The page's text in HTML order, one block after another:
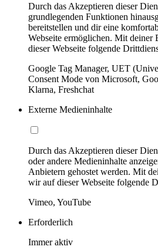
Durch das Akzeptieren dieser
grundlegenden Funktionen
bereitstellen und dir eine
Webseite ermöglichen. Mit
dieser Webseite folgende
Google Tag Manager, UET
Consent Mode von Microsoft,
Klarna, Freshchat
Externe Medieninhalte
Durch das Akzeptieren dieser
oder andere Medieninhalte
Anbietern gehostet werden. Mit
wir auf dieser Webseite folgende
Vimeo, YouTube
Erforderlich
Immer aktiv